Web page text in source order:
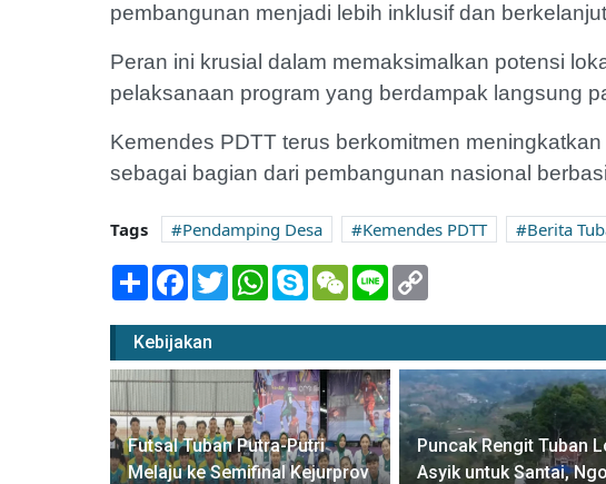
pembangunan menjadi lebih inklusif dan
Peran ini krusial dalam memaksimalkan potensi
pelaksanaan program yang berdampak langsung
Kemendes PDTT terus berkomitmen
sebagai bagian dari pembangunan nasional
Tags Pendamping Desa Kemendes PDTT Berita
Share Facebook
TwitterWhatsApp
SkypeWeChatLine
Kebijakan
Futsal Tuban Putra-Putri
Melaju ke Semifinal Kejurprov
Puncak Rengit Tuban
Asyik untuk Santai,